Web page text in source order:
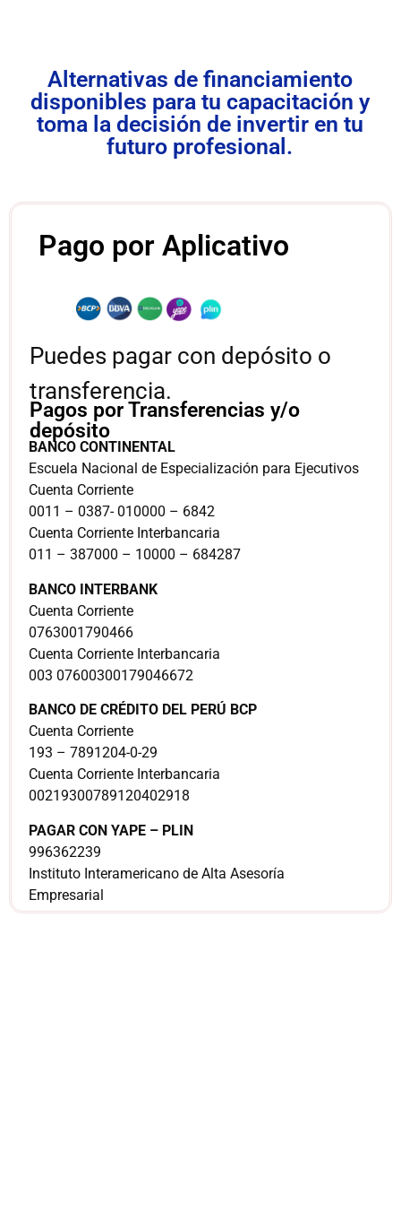
Alternativas de financiamiento
disponibles para tu capacitación y
toma la decisión de invertir en tu
futuro profesional.
Pago por Aplicativo
Puedes pagar con depósito o
transferencia.
BANCO CONTINENTAL
Escuela Nacional de Especialización para Ejecutivos
Cuenta Corriente
0011 – 0387- 010000 – 6842
Cuenta Corriente Interbancaria
011 – 387000 – 10000 – 684287
BANCO INTERBANK
Cuenta Corriente
0763001790466
Cuenta Corriente Interbancaria
003 07600300179046672
BANCO DE CRÉDITO DEL PERÚ BCP
Cuenta Corriente
193 – 7891204-0-29
Cuenta Corriente Interbancaria
00219300789120402918
PAGAR CON YAPE – PLIN
996362239
Instituto Interamericano de Alta Asesoría
Empresarial
Pagos por Transferencias y/o
depósito